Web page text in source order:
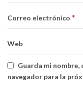
Correo electrónico *
Web
Guarda mi
navegador para la